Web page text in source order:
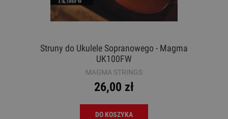
Struny do Ukulele Sopranowego - Magma
UK100FW
MAGMA STRINGS
26,00 zł
DO KOSZYKA